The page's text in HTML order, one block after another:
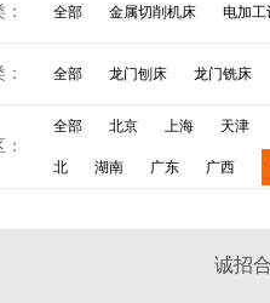
全部 金属切削机床 电加工
全部 龙门刨床 龙门铣床
全部 北京 上海 天津
北 湖南 广东 广西
诚招